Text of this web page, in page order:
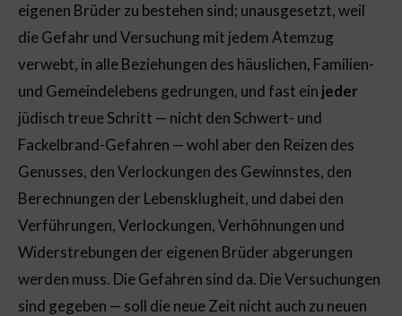
eigenen Brüder zu bestehen sind; unausgesetzt, weil
die Gefahr und Versuchung mit jedem Atemzug
verwebt, in alle Beziehungen des häuslichen, Familien-
und Gemeindelebens gedrungen, und fast ein jeder
jüdisch treue Schritt — nicht den Schwert- und
Fackelbrand-Gefahren — wohl aber den Reizen des
Genusses, den Verlockungen des Gewinnstes, den
Berechnungen der Lebensklugheit, und dabei den
Verführungen, Verlockungen, Verhöhnungen und
Widerstrebungen der eigenen Brüder abgerungen
werden muss. Die Gefahren sind da. Die Versuchungen
sind gegeben — soll die neue Zeit nicht auch zu neuen